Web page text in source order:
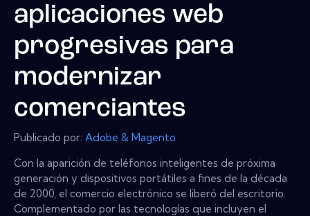
aplicaciones web
progresivas para
modernizar
comerciantes
Publicado por: Adobe & Magento
Con la aparición de teléfonos inteligentes de próxima
generación y dispositivos portátiles a fines de la década
de 2000, el comercio electrónico se liberó del escritorio.
Complementado por las tecnologías que incluyen el